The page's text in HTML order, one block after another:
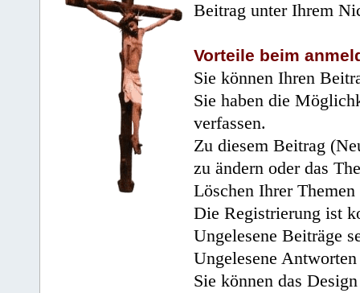
Beitrag unter Ihrem
Vorteile beim
Sie können Ihren
Sie haben die
verfassen.
Zu diesem Beitrag
zu ändern oder das
Löschen Ihrer
Die Registrierung ist
Ungelesene Beiträge
Ungelesene
Sie können das